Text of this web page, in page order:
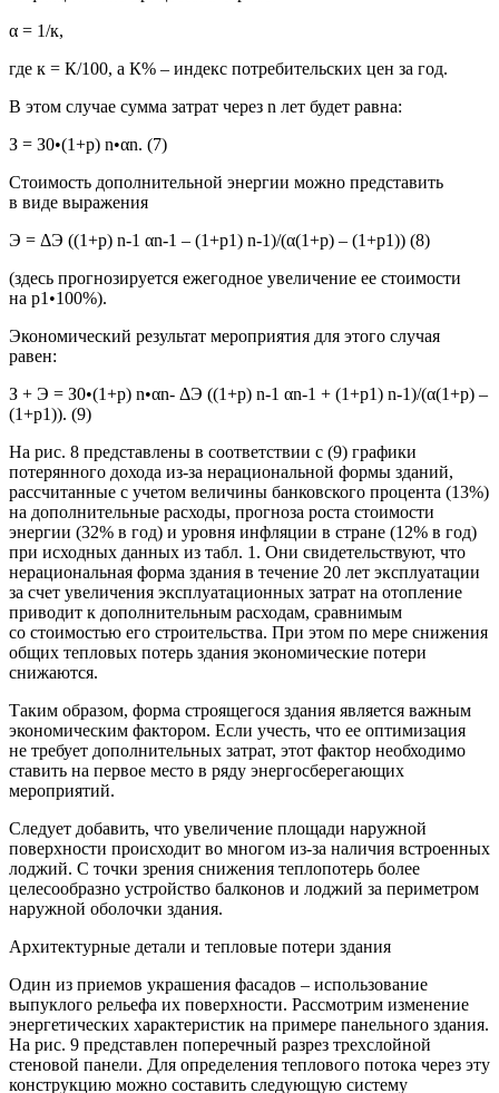
α = 1/к,
где к = К/100, а К% – индекс потребительских цен за год.
В этом случае сумма затрат через n лет будет равна:
З = З0•(1+p) n•αn. (7)
Стоимость дополнительной энергии можно представить
в виде выражения
Э = ΔЭ ((1+p) n-1 αn-1 – (1+p1) n-1)/(α(1+p) – (1+p1)) (8)
(здесь прогнозируется ежегодное увеличение ее стоимости
на p1•100%).
Экономический результат мероприятия для этого случая
равен:
З + Э = З0•(1+p) n•αn- ΔЭ ((1+p) n-1 αn-1 + (1+p1) n-1)/(α(1+p) –
(1+p1)). (9)
На рис. 8 представлены в соответствии с (9) графики
потерянного дохода из-за нерациональной формы зданий,
рассчитанные с учетом величины банковского процента (13%)
на дополнительные расходы, прогноза роста стоимости
энергии (32% в год) и уровня инфляции в стране (12% в год)
при исходных данных из табл. 1. Они свидетельствуют, что
нерациональная форма здания в течение 20 лет эксплуатации
за счет увеличения эксплуатационных затрат на отопление
приводит к дополнительным расходам, сравнимым
со стоимостью его строительства. При этом по мере снижения
общих тепловых потерь здания экономические потери
снижаются.
Таким образом, форма строящегося здания является важным
экономическим фактором. Если учесть, что ее оптимизация
не требует дополнительных затрат, этот фактор необходимо
ставить на первое место в ряду энергосберегающих
мероприятий.
Следует добавить, что увеличение площади наружной
поверхности происходит во многом из-за наличия встроенных
лоджий. С точки зрения снижения теплопотерь более
целесообразно устройство балконов и лоджий за периметром
наружной оболочки здания.
Архитектурные детали и тепловые потери здания
Один из приемов украшения фасадов – использование
выпуклого рельефа их поверхности. Рассмотрим изменение
энергетических характеристик на примере панельного здания.
На рис. 9 представлен поперечный разрез трехслойной
стеновой панели. Для определения теплового потока через эту
конструкцию можно составить следующую систему